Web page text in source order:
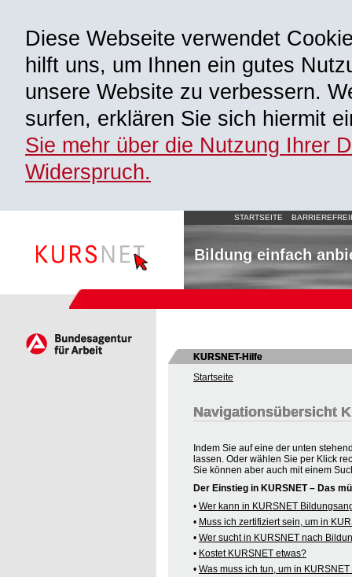
Diese Webseite verwendet
hilft uns, um Ihnen ein gutes
unsere Website zu verbessern.
surfen, erklären Sie sich hiermit
Sie mehr über die Nutzung Ihrer
Widerspruch.
STARTSEITE
Bildung einfach
KURSNET-Hilfe
Startseite
Navigationsübersicht
Indem Sie auf eine der unten
lassen. Oder wählen Sie per Klick
Sie können aber auch mit einem
Der Einstieg in KURSNET – Das
• Wer kann in KURSNET
• Muss ich zertifiziert sein, um in
• Wer sucht in KURSNET nach
• Kostet KURSNET etwas?
• Was muss ich tun, um in